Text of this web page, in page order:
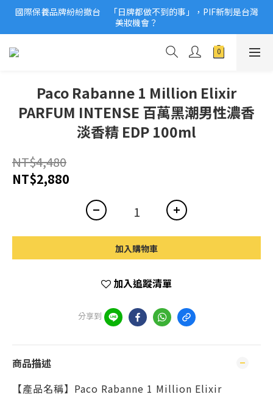
2026美妝小樣、試用品變少？PIF化妝品身分證7月上路！消費者
必懂5觀念
國際保養品牌紛紛撤台　「日牌都做不到的事」，PIF新制是台灣
美妝機會？
2026美妝小樣、試用品變少？PIF化妝品身分證7月上路！消費者
Paco Rabanne 1 Million Elixir
PARFUM INTENSE 百萬黑潮男性濃香
淡香精 EDP 100ml
NT$4,480
NT$2,880
加入購物車
加入追蹤清單
分享到
商品描述
【產品名稱】Paco Rabanne 1 Million Elixir